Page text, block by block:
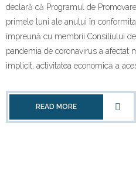
declară că Programul de
primele luni ale anului în
împreună cu membrii Consiliului
pandemia de coronavirus a afectat
implicit, activitatea economică a
READ MORE